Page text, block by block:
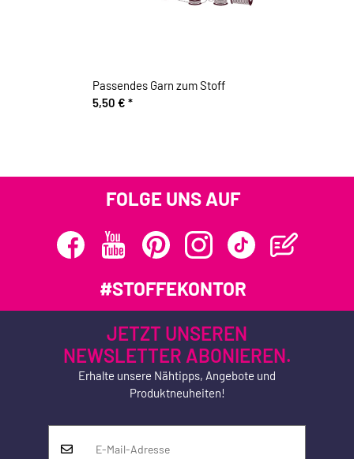
Passendes Garn zum Stoff
5,50 € *
FOLGE UNS AUF
#STOFFEKONTOR
JETZT UNSEREN
NEWSLETTER ABONIEREN.
Erhalte unsere Nähtipps, Angebote und
Produktneuheiten!